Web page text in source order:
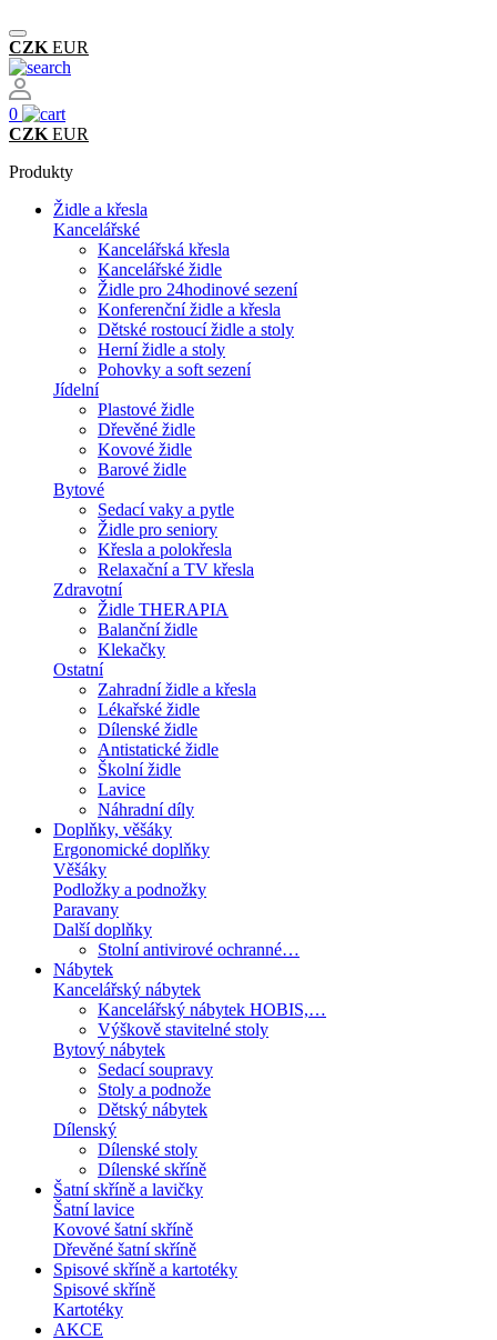
CZK EUR
0
CZK EUR
Produkty
Židle a křesla
Kancelářské
Kancelářská křesla
Kancelářské židle
Židle pro 24hodinové sezení
Konferenční židle a křesla
Dětské rostoucí židle a stoly
Herní židle a stoly
Pohovky a soft sezení
Jídelní
Plastové židle
Dřevěné židle
Kovové židle
Barové židle
Bytové
Sedací vaky a pytle
Židle pro seniory
Křesla a polokřesla
Relaxační a TV křesla
Zdravotní
Židle THERAPIA
Balanční židle
Klekačky
Ostatní
Zahradní židle a křesla
Lékařské židle
Dílenské židle
Antistatické židle
Školní židle
Lavice
Náhradní díly
Doplňky, věšáky
Ergonomické doplňky
Věšáky
Podložky a podnožky
Paravany
Další doplňky
Stolní antivirové ochranné…
Nábytek
Kancelářský nábytek
Kancelářský nábytek HOBIS,…
Výškově stavitelné stoly
Bytový nábytek
Sedací soupravy
Stoly a podnože
Dětský nábytek
Dílenský
Dílenské stoly
Dílenské skříně
Šatní skříně a lavičky
Šatní lavice
Kovové šatní skříně
Dřevěné šatní skříně
Spisové skříně a kartotéky
Spisové skříně
Kartotéky
AKCE